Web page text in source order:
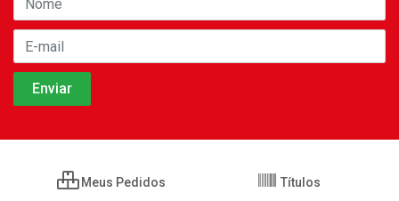
Meus Pedidos Títulos